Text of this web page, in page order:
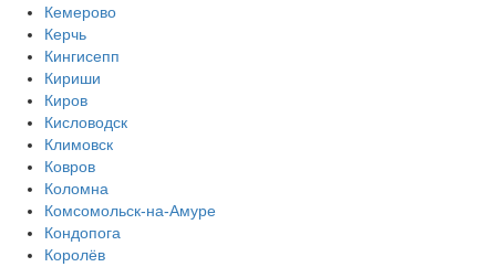
Кемерово
Керчь
Кингисепп
Кириши
Киров
Кисловодск
Климовск
Ковров
Коломна
Комсомольск-на-Амуре
Кондопога
Королёв